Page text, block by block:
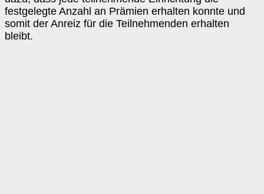
festgelegte Anzahl an Prämien erhalten konnte und
somit der Anreiz für die Teilnehmenden erhalten
bleibt.